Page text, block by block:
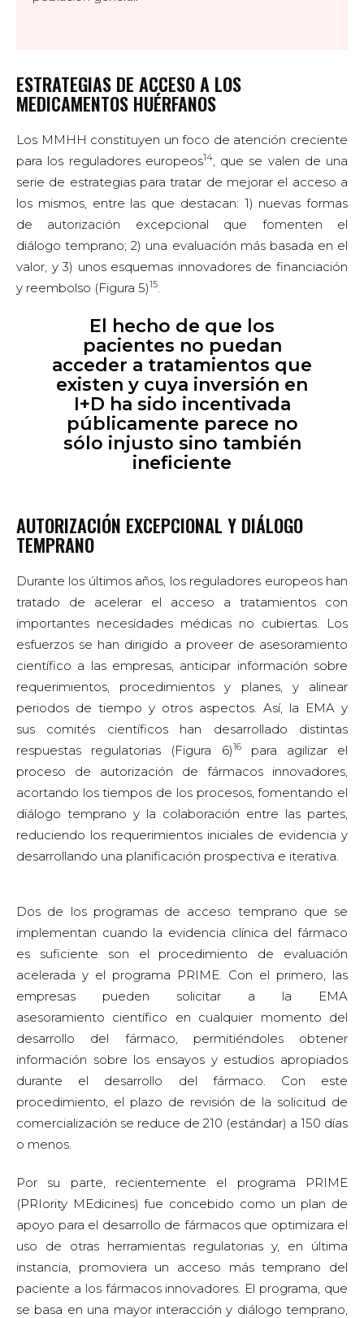
ESTRATEGIAS DE ACCESO A LOS
MEDICAMENTOS HUÉRFANOS
Los MMHH constituyen un foco de atención creciente
para los reguladores europeos14, que se valen de una
serie de estrategias para tratar de mejorar el acceso a
los mismos, entre las que destacan: 1) nuevas formas
de autorización excepcional que fomenten el
diálogo temprano; 2) una evaluación más basada en el
valor, y 3) unos esquemas innovadores de financiación
y reembolso (Figura 5)15
El hecho de que los
pacientes no puedan
acceder a tratamientos que
existen y cuya inversión en
I+D ha sido incentivada
públicamente parece no
sólo injusto sino también
ineficiente
AUTORIZACIÓN EXCEPCIONAL Y DIÁLOGO
TEMPRANO
Durante los últimos años, los reguladores europeos han
tratado de acelerar el acceso a tratamientos con
importantes necesidades médicas no cubiertas. Los
esfuerzos se han dirigido a proveer de asesoramiento
científico a las empresas, anticipar información sobre
requerimientos, procedimientos y planes, y alinear
periodos de tiempo y otros aspectos. Así, la EMA y
sus comités científicos han desarrollado distintas
respuestas regulatorias (Figura 6)16para agilizar el
proceso de autorización de fármacos innovadores,
acortando los tiempos de los procesos, fomentando el
diálogo temprano y la colaboración entre las partes,
reduciendo los requerimientos iniciales de evidencia y
desarrollando una planificación prospectiva e iterativa.
Dos de los programas de acceso temprano que se
implementan cuando la evidencia clínica del fármaco
es suficiente son el procedimiento de evaluación
acelerada y el programa PRIME. Con el primero, las
empresas pueden solicitar a la EMA
asesoramiento científico en cualquier momento del
desarrollo del fármaco, permitiéndoles obtener
información sobre los ensayos y estudios apropiados
durante el desarrollo del fármaco. Con este
procedimiento, el plazo de revisión de la solicitud de
comercialización se reduce de 210 (estándar) a 150 días
o menos.
Por su parte, recientemente el programa PRIME
(PRIority MEdicines) fue concebido como un plan de
apoyo para el desarrollo de fármacos que optimizara el
uso de otras herramientas regulatorias y, en última
instancia, promoviera un acceso más temprano del
paciente a los fármacos innovadores. El programa, que
se basa en una mayor interacción y diálogo temprano,